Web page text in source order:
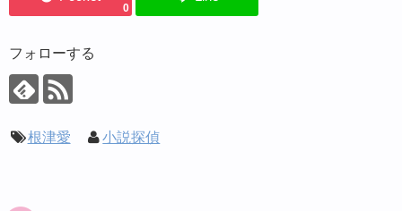
0
フォローする
根津愛 小説探偵